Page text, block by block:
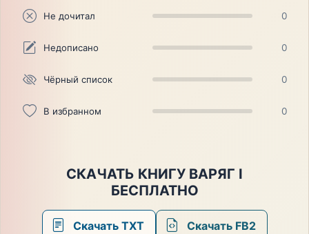
Не дочитал 0
Недописано 0
Чёрный список 0
В избранном 0
СКАЧАТЬ КНИГУ ВАРЯГ I
БЕСПЛАТНО
Скачать TXT Скачать FB2